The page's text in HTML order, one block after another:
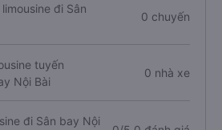
đi Sân
0 chuyến
tuyến
Nội Bài
0 nhà xe
đi Sân bay Nội